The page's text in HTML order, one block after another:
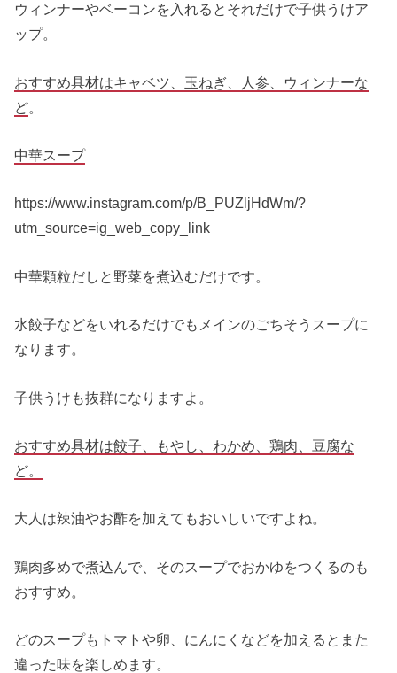
ウィンナーやベーコンを入れるとそれだけで子供うけア
ップ。
おすすめ具材はキャベツ、玉ねぎ、人参、ウィンナーな
ど。
中華スープ
https://www.instagram.com/p/B_PUZljHdWm/?
utm_source=ig_web_copy_link
中華顆粒だしと野菜を煮込むだけです。
水餃子などをいれるだけでもメインのごちそうスープに
なります。
子供うけも抜群になりますよ。
おすすめ具材は餃子、もやし、わかめ、鶏肉、豆腐な
ど。
大人は辣油やお酢を加えてもおいしいですよね。
鶏肉多めで煮込んで、そのスープでおかゆをつくるのも
おすすめ。
どのスープもトマトや卵、にんにくなどを加えるとまた
違った味を楽しめます。